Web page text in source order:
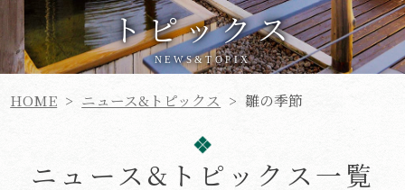
トピックス
NEWS&TOPIX
HOME > ニュース&トピックス > 雛の季節
ニュース&トピックス一覧